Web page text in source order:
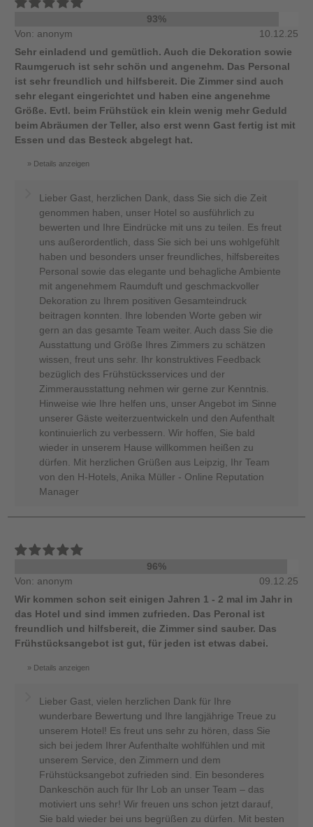
93%
Von: anonym
10.12.25
Sehr einladend und gemütlich. Auch die Dekoration sowie
Raumgeruch ist sehr schön und angenehm. Das Personal
ist sehr freundlich und hilfsbereit. Die Zimmer sind auch
sehr elegant eingerichtet und haben eine angenehme
Größe. Evtl. beim Frühstück ein klein wenig mehr Geduld
beim Abräumen der Teller, also erst wenn Gast fertig ist mit
Essen und das Besteck abgelegt hat.
Details anzeigen
Lieber Gast, herzlichen Dank, dass Sie sich die Zeit
genommen haben, unser Hotel so ausführlich zu
bewerten und Ihre Eindrücke mit uns zu teilen. Es freut
uns außerordentlich, dass Sie sich bei uns wohlgefühlt
haben und besonders unser freundliches, hilfsbereites
Personal sowie das elegante und behagliche Ambiente
mit angenehmem Raumduft und geschmackvoller
Dekoration zu Ihrem positiven Gesamteindruck
beitragen konnten. Ihre lobenden Worte geben wir
gern an das gesamte Team weiter. Auch dass Sie die
Ausstattung und Größe Ihres Zimmers zu schätzen
wissen, freut uns sehr. Ihr konstruktives Feedback
bezüglich des Frühstücksservices und der
Zimmerausstattung nehmen wir gerne zur Kenntnis.
Hinweise wie Ihre helfen uns, unser Angebot im Sinne
unserer Gäste weiterzuentwickeln und den Aufenthalt
kontinuierlich zu verbessern. Wir hoffen, Sie bald
wieder in unserem Hause willkommen heißen zu
dürfen. Mit herzlichen Grüßen aus Leipzig, Ihr Team
von den H-Hotels, Anika Müller - Online Reputation
Manager
96%
Von: anonym
09.12.25
Wir kommen schon seit einigen Jahren 1 - 2 mal im Jahr in
das Hotel und sind immen zufrieden. Das Peronal ist
freundlich und hilfsbereit, die Zimmer sind sauber. Das
Frühstücksangebot ist gut, für jeden ist etwas dabei.
Details anzeigen
Lieber Gast, vielen herzlichen Dank für Ihre
wunderbare Bewertung und Ihre langjährige Treue zu
unserem Hotel! Es freut uns sehr zu hören, dass Sie
sich bei jedem Ihrer Aufenthalte wohlfühlen und mit
unserem Service, den Zimmern und dem
Frühstücksangebot zufrieden sind. Ein besonderes
Dankeschön auch für Ihr Lob an unser Team – das
motiviert uns sehr! Wir freuen uns schon jetzt darauf,
Sie bald wieder bei uns begrüßen zu dürfen. Mit besten